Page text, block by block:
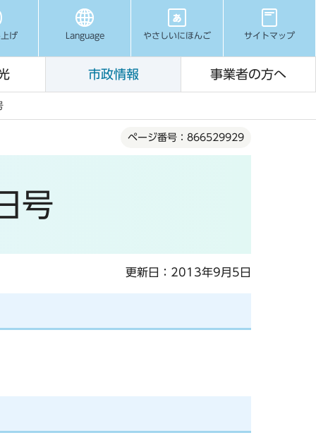
げ Language やさしいにほんご サイトマップ
市政情報 事業者の方へ
ページ番号：866529929
号
更新日：2013年9月5日